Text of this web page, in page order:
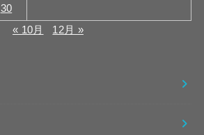
30
« 10月
12月 »